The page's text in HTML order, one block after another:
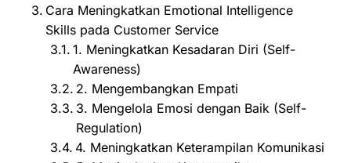
Cara Meningkatkan Emotional Intelligence
Skills pada Customer Service
1. Meningkatkan Kesadaran Diri (Self-
Awareness)
2. Mengembangkan Empati
3. Mengelola Emosi dengan Baik (Self-
Regulation)
4. Meningkatkan Keterampilan Komunikasi